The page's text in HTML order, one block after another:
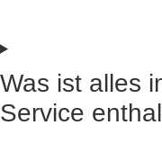
Was ist alles
Service